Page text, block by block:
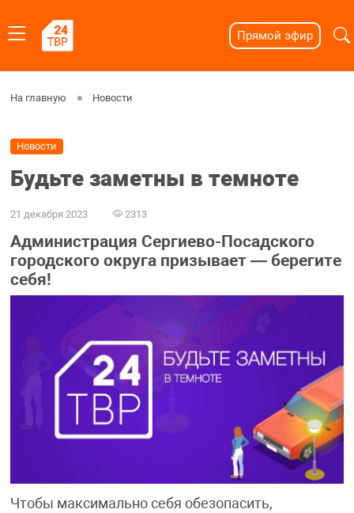
Прямой эфир
На главную Новости
Новости
Будьте заметны в темноте
21 декабря 2023 2313
Администрация Сергиево-Посадского
городского округа призывает — берегите
себя!
Чтобы максимально себя обезопасить,